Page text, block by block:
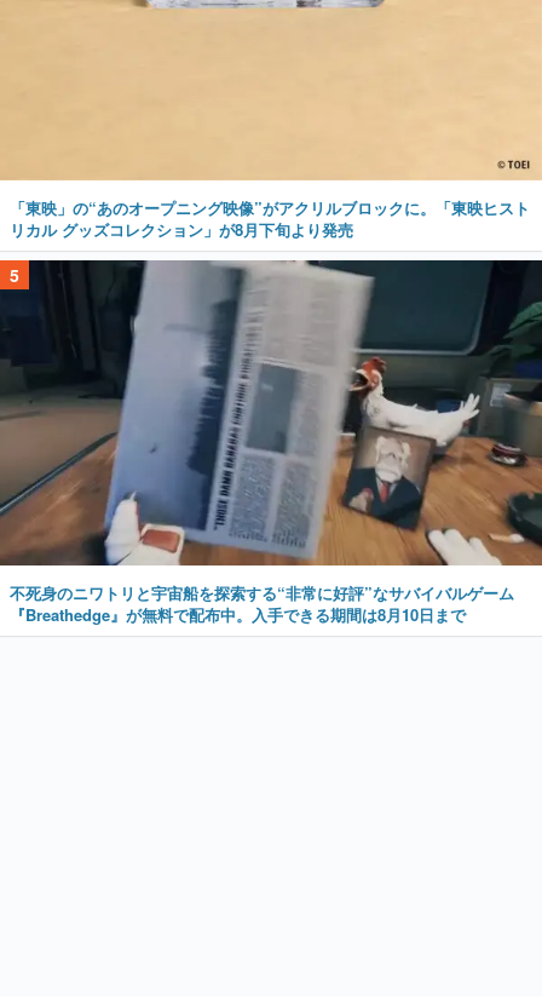
「東映」の“あのオープニング映像”がアクリルブロックに。「東映ヒスト
リカル グッズコレクション」が8月下旬より発売
5
不死身のニワトリと宇宙船を探索する“非常に好評”なサバイバルゲーム
『Breathedge』が無料で配布中。入手できる期間は8月10日まで